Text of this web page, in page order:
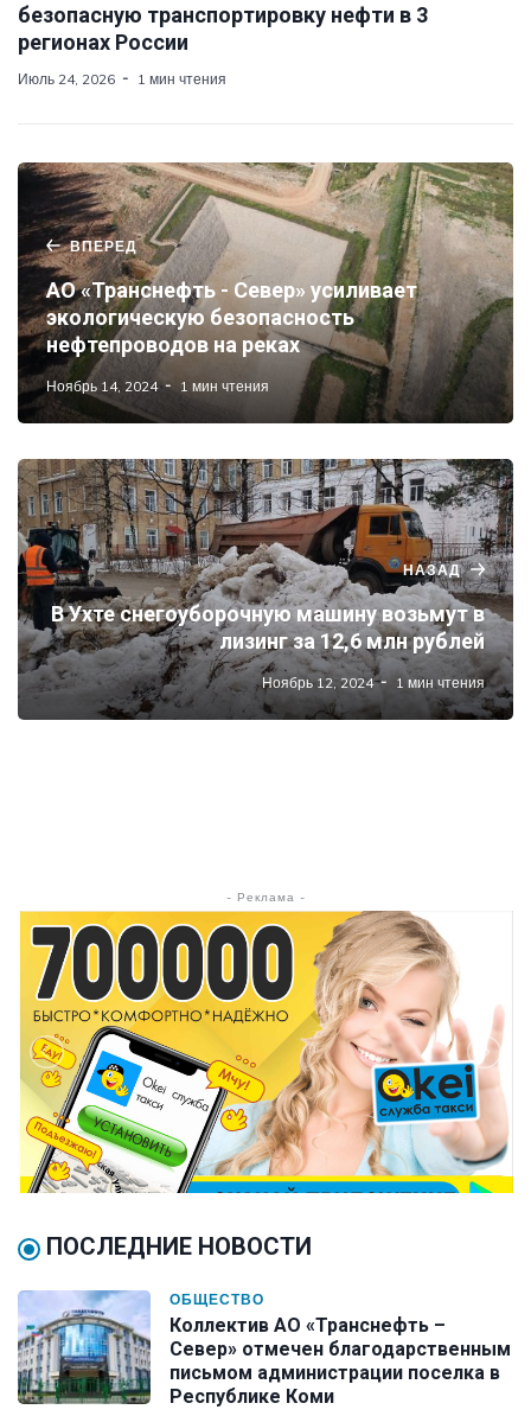
безопасную транспортировку нефти в 3
регионах России
Июль 24, 2026 1 мин чтения
ВПЕРЕД
АО «Транснефть - Север» усиливает
экологическую безопасность
нефтепроводов на реках
Ноябрь 14, 2024 1 мин чтения
НАЗАД
В Ухте снегоуборочную машину возьмут в
лизинг за 12,6 млн рублей
Ноябрь 12, 2024 1 мин чтения
- Реклама -
ПОСЛЕДНИЕ НОВОСТИ
ОБЩЕСТВО
Коллектив АО «Транснефть –
Север» отмечен благодарственным
письмом администрации поселка в
Республике Коми